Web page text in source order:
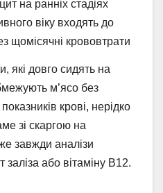
на ранніх стадіях
віку входять до
щомісячні крововтрати
які довго сидять на
м’ясо без
крові, нерідко
зі скаргою на
завжди аналізи
або вітаміну В12.